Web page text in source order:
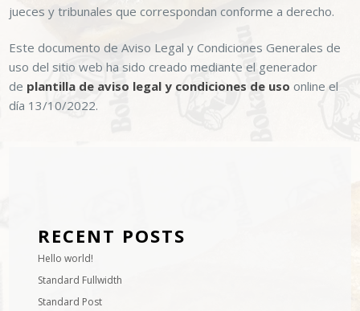
jueces y tribunales que correspondan conforme a derecho.
Este documento de Aviso Legal y Condiciones Generales de
uso del sitio web ha sido creado mediante el generador
de plantilla de aviso legal y condiciones de uso online el
día 13/10/2022.
RECENT POSTS
Hello world!
Standard Fullwidth
Standard Post